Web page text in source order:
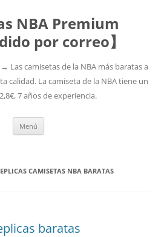
NBA Premium
por correo】
Las camisetas de la NBA más baratas a
calidad. La camiseta de la NBA tiene un
7 años de experiencia.
Menú
CAMISETAS NBA BARATAS
baratas